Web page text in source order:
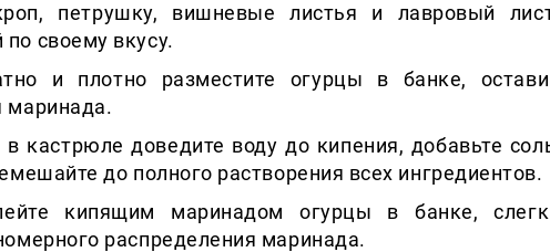
петрушку, вишневые листья и лавровый
своему вкусу.
и плотно разместите огурцы в банке,
маринада.
кастрюле доведите воду до кипения, добавьте
до полного растворения всех ингредиентов.
кипящим маринадом огурцы в банке,
распределения маринада.